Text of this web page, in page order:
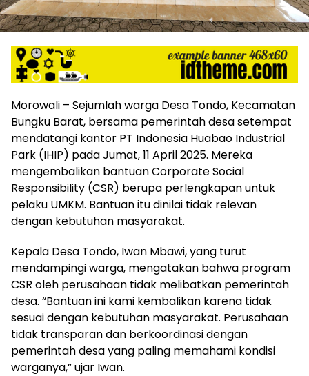
Morowali – Sejumlah warga Desa Tondo, Kecamatan
Bungku Barat, bersama pemerintah desa setempat
mendatangi kantor PT Indonesia Huabao Industrial
Park (IHIP) pada Jumat, 11 April 2025. Mereka
mengembalikan bantuan Corporate Social
Responsibility (CSR) berupa perlengkapan untuk
pelaku UMKM. Bantuan itu dinilai tidak relevan
dengan kebutuhan masyarakat.
Kepala Desa Tondo, Iwan Mbawi, yang turut
mendampingi warga, mengatakan bahwa program
CSR oleh perusahaan tidak melibatkan pemerintah
desa. “Bantuan ini kami kembalikan karena tidak
sesuai dengan kebutuhan masyarakat. Perusahaan
tidak transparan dan berkoordinasi dengan
pemerintah desa yang paling memahami kondisi
warganya,” ujar Iwan.